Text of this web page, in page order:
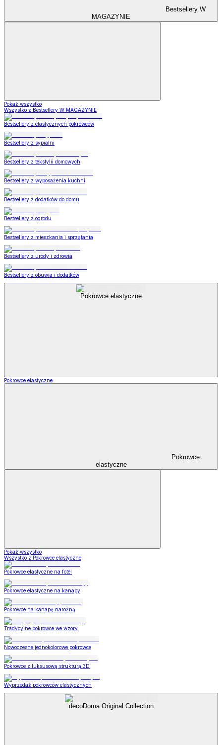
Bestsellery W
MAGAZYNIE
Pokaż wszystko
Wszystko z Bestsellery W MAGAZYNIE
Bestsellery z elastycznych pokrowców
Bestsellery z sypialni
Bestsellery z tekstylii domowych
Bestsellery z wyposażenia kuchni
Bestsellery z dodatków do domu
Bestsellery z ogrodu
Bestsellery z mieszkania i sprzątania
Bestsellery z urody i zdrowia
Bestsellery z obuwia i dodatków
Pokrowce elastyczne
Pokrowce elastyczne
Pokrowce
elastyczne
Pokaż wszystko
Wszystko z Pokrowce elastyczne
Pokrowce elastyczne na fotel
Pokrowce elastyczne na kanapy
Pokrowce na kanapę narożną
Tradycyjne pokrowce we wzory
Nowoczesne jednokolorowe pokrowce
Pokrowce z luksusową strukturą 3D
Wyprzedaż pokrowców elastycznych
decoDoma Original Collection